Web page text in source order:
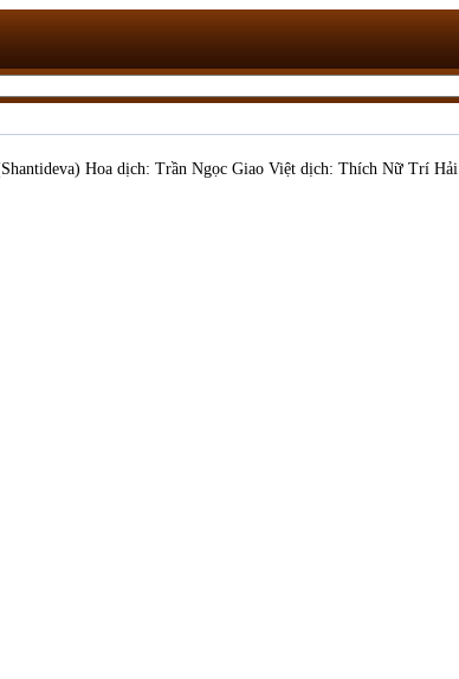
Hoa dịch: Trần Ngọc Giao Việt dịch: Thích Nữ Trí Hải